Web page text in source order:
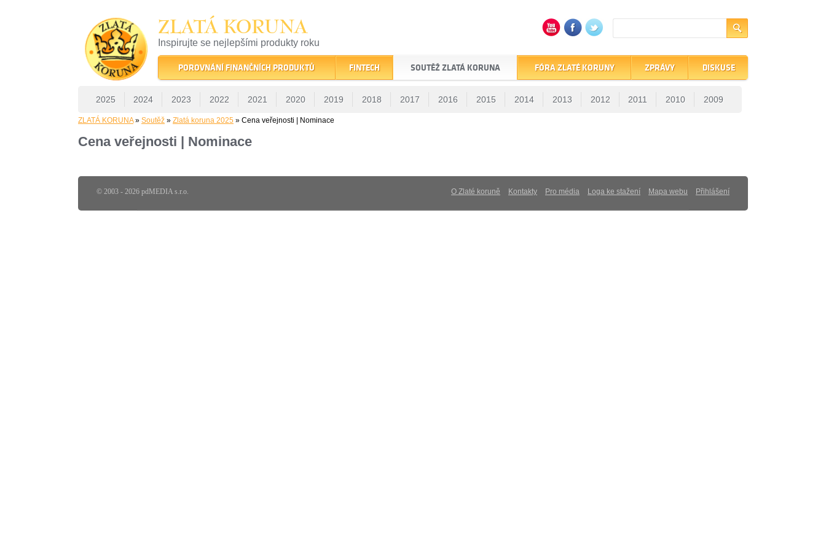
ZLATÁ KORUNA
Inspirujte se nejlepšími produkty roku
22 let tradice a kvality na finančním trhu
POROVNÁNÍ FINANČNÍCH PRODUKTŮ FINTECH SOUTĚŽ ZLATÁ KORUNA
2025 2024 2023 2022 2021 2020 2019 2018 2017 2016 2015 2014 2013 2012 2011 2010 2009
FÓRA ZLATÉ KORUNY ZPRÁVY DISKUSE
ZLATÁ KORUNA» Soutěž » Zlatá koruna 2025 » Cena veřejnosti | Nominace
Cena veřejnosti | Nominace
© 2003 - 2026 pdMEDIA s.r.o. O Zlaté koruně Kontakty Pro média Loga ke stažení Mapa webu Přihlášení